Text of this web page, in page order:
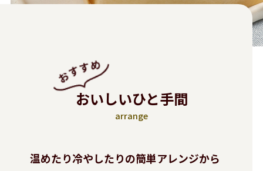
おいしいひと手間
arrange
温めたり冷やしたりの簡単アレンジから